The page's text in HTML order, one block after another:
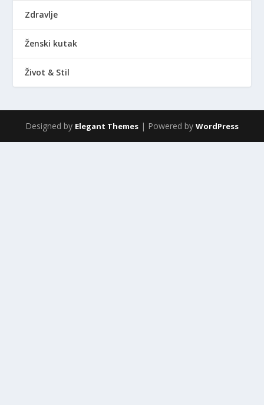
Zdravlje
Ženski kutak
Život & Stil
Designed by Elegant Themes | Powered by WordPress